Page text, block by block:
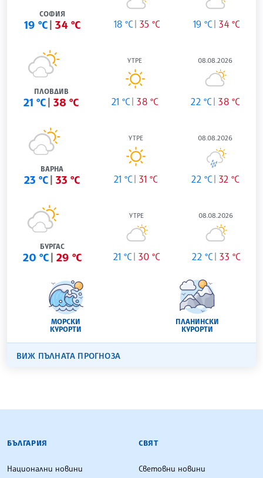
СОФИЯ
19 °C 34 °C 18 °C 35 °C 19 °C 34 °C
ПЛОВДИВ
21 °C 38 °C
УТРЕ
21 °C 38 °C
08.08.2026
22 °C 38 °C
ВАРНА
23 °C 33 °C
УТРЕ
21 °C 31 °C
08.08.2026
22 °C 32 °C
БУРГАС
20 °C 29 °C
УТРЕ
21 °C 30 °C
08.08.2026
22 °C 33 °C
МОРСКИ
КУРОРТИ
ПЛАНИНСКИ
КУРОРТИ
ВИЖ ПЪЛНАТА ПРОГНОЗА
БЪЛГАРСКА ТЕЛЕГРАФНА АГЕНЦИЯ
БЪЛГАРИЯ
Национални новини
СВЯТ
Световни новини